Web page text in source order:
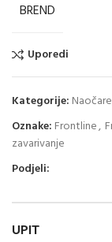
BREND
Uporedi
Kategorije: Naočare
Oznake: Frontline,
zavarivanje
Podjeli:
UPIT